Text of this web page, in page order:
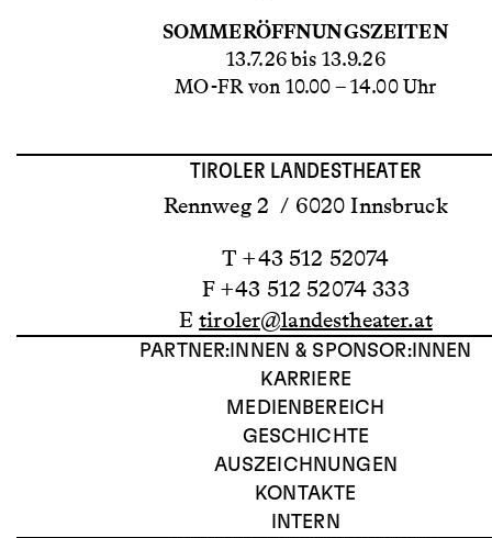
SOMMERÖFFNUNGSZEITEN
13.7.26 bis 13.9.26
MO-FR von 10.00 – 14.00 Uhr
TIROLER LANDESTHEATER
Rennweg 2 / 6020 Innsbruck
T +43 512 52074
F +43 512 52074 333
Etiroler@landestheater.at
PARTNER:INNEN & SPONSOR:INNEN
KARRIERE
MEDIENBEREICH
GESCHICHTE
AUSZEICHNUNGEN
KONTAKTE
INTERN